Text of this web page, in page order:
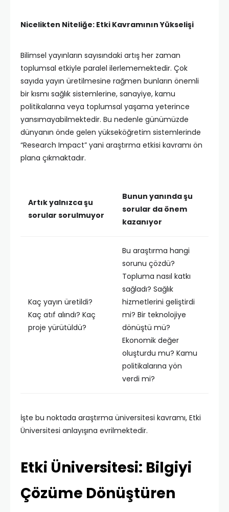
Nicelikten Niteliğe: Etki Kavramının Yükselişi
Bilimsel yayınların sayısındaki artış her zaman
toplumsal etkiyle paralel ilerlememektedir. Çok
sayıda yayın üretilmesine rağmen bunların önemli
bir kısmı sağlık sistemlerine, sanayiye, kamu
politikalarına veya toplumsal yaşama yeterince
yansımayabilmektedir. Bu nedenle günümüzde
dünyanın önde gelen yükseköğretim sistemlerinde
“Research Impact” yani araştırma etkisi kavramı ön
plana çıkmaktadır.
Artık yalnızca şu
sorular sorulmuyor
Bunun yanında şu
sorular da önem
kazanıyor
Kaç yayın üretildi?
Kaç atıf alındı? Kaç
proje yürütüldü?
Bu araştırma hangi
sorunu çözdü?
Topluma nasıl katkı
sağladı? Sağlık
hizmetlerini geliştirdi
mi? Bir teknolojiye
dönüştü mü?
Ekonomik değer
oluşturdu mu? Kamu
politikalarına yön
verdi mi?
İşte bu noktada araştırma üniversitesi kavramı, Etki
Üniversitesi anlayışına evrilmektedir.
Etki Üniversitesi: Bilgiyi
Çözüme Dönüştüren